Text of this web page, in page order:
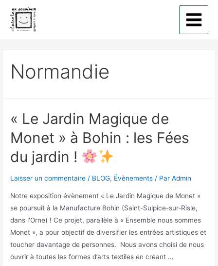
Normandie
« Le Jardin Magique de
Monet » à Bohin : les Fées
du jardin !
Laisser un commentaire / BLOG, Évènements / ParAdmin
Notre exposition évènement « Le Jardin Magique de Monet »
se poursuit à la Manufacture Bohin (Saint-Sulpice-sur-Risle,
dans l’Orne) ! Ce projet, parallèle à « Ensemble nous sommes
Monet », a pour objectif de diversifier les entrées artistiques et
toucher davantage de personnes. Nous avons choisi de nous
ouvrir à toutes les formes d’arts textiles en créant …